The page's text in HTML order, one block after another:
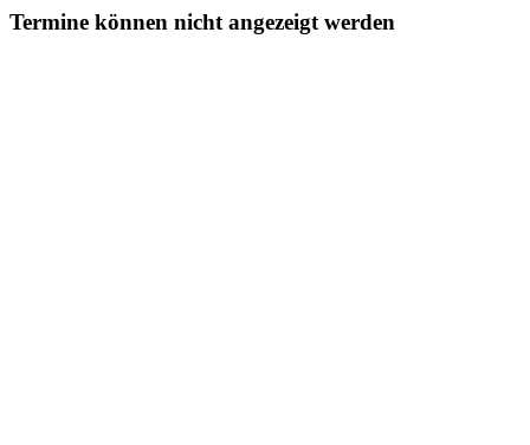
Termine können nicht angezeigt werden